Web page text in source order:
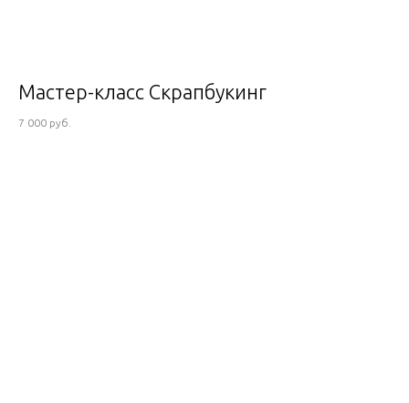
Мастер-класс Скрапбукинг
7 000 руб.